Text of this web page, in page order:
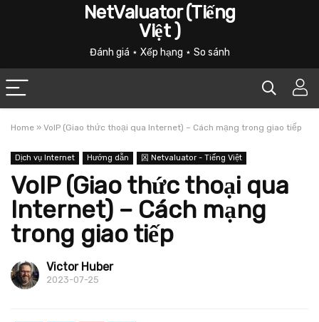
NetValuator (Tiếng
Việt )
Đánh giá ⋆ Xếp hạng ⋆ So sánh
Home » VoIP (Giao thức thoại qua Internet) – Cách mạng trong giao tiếp
Dịch vụ Internet Hướng dẫn 龱 Netvaluator - Tiếng Việt
VoIP (Giao thức thoại qua
Internet) – Cách mạng
trong giao tiếp
Victor Huber
2023-07-25